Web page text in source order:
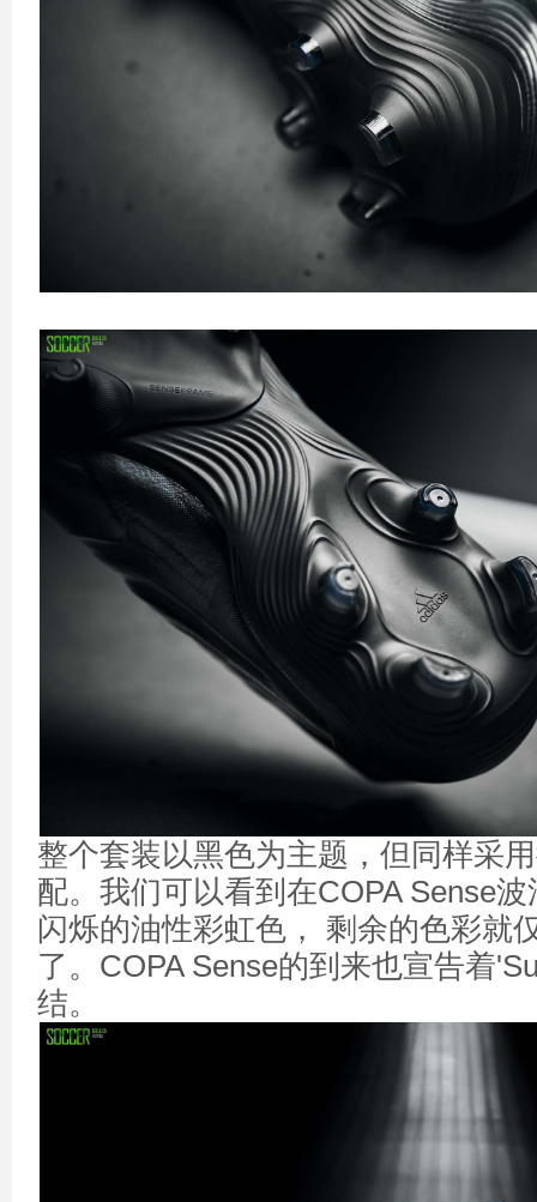
整个套装以黑色为主题，但同样采
配。我们可以看到在COPA Sense
闪烁的油性彩虹色， 剩余的色彩就
了。COPA Sense的到来也宣告着
结。